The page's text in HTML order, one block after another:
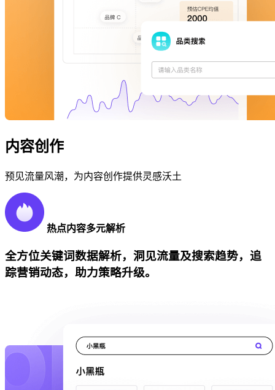
内容创作
预见流量风潮，为内容创作提供灵感沃土
热点内容多元解析
全方位关键词数据解析，洞见流量及搜索趋势，追
踪营销动态，助力策略升级。